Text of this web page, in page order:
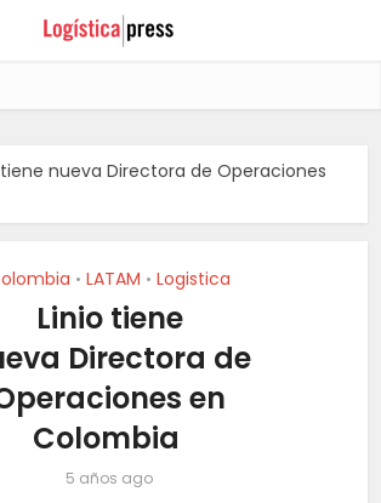
nueva Directora de Operaciones
• LATAM • Logistica
Linio tiene
Directora de
en
Colombia
5 años ago